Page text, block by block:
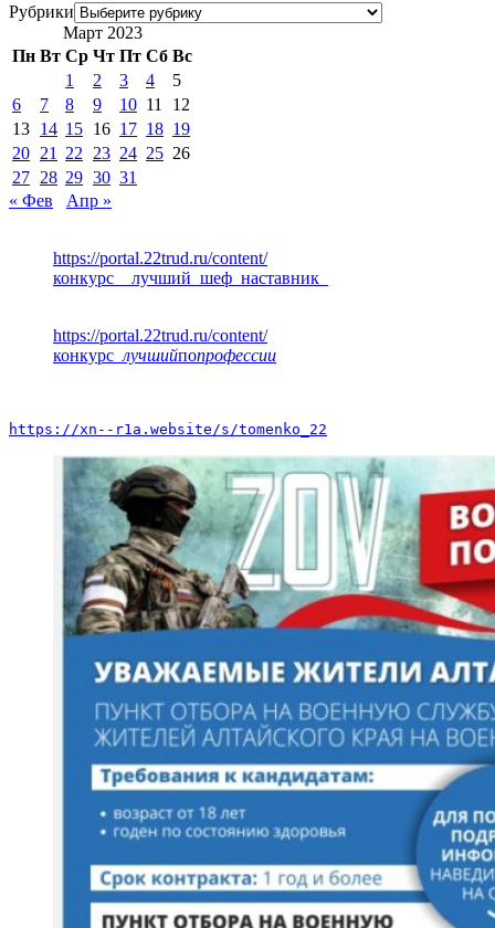
Рубрики
Март 2023
Пн Вт Ср Чт Пт Сб Вс
1
2 3 4
5
6
7 8 9 10 11
12
13 14 15 16 17 18 19
20 21 22 23 24 25 26
27 28 29 30 31
« Фев
Апр »
https://portal.22trud.ru/content/
конкурс__лучший_шеф_наставник_
https://portal.22trud.ru/content/
конкурс _лучшийпопрофессии
https://xn--r1a.website/s/tomenko_22